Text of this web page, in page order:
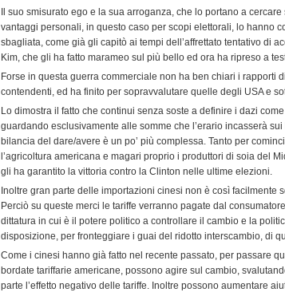
Il suo smisurato ego e la sua arroganza, che lo portano a
vantaggi personali, in questo caso per scopi elettorali, lo hanno
sbagliata, come già gli capitò ai tempi dell’affrettato tentativo di
Kim, che gli ha fatto marameo sul più bello ed ora ha ripreso a
Forse in questa guerra commerciale non ha ben chiari i rapporti
contendenti, ed ha finito per sopravvalutare quelle degli USA e
Lo dimostra il fatto che continui senza soste a definire i dazi
guardando esclusivamente alle somme che l’erario incasserà
bilancia del dare/avere è un po’ più complessa. Tanto per
l’agricoltura americana e magari proprio i produttori di soia del
gli ha garantito la vittoria contro la Clinton nelle ultime elezioni.
Inoltre gran parte delle importazioni cinesi non è così facilmente
Perciò su queste merci le tariffe verranno pagate dal
dittatura in cui è il potere politico a controllare il cambio e la
disposizione, per fronteggiare i guai del ridotto interscambio, di
Come i cinesi hanno già fatto nel recente passato, per passare
bordate tariffarie americane, possono agire sul cambio,
parte l’effetto negativo delle tariffe. Inoltre possono aumentare